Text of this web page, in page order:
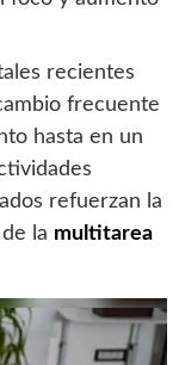
recientes
frecuente
hasta en un
refuerzan la
la multitarea